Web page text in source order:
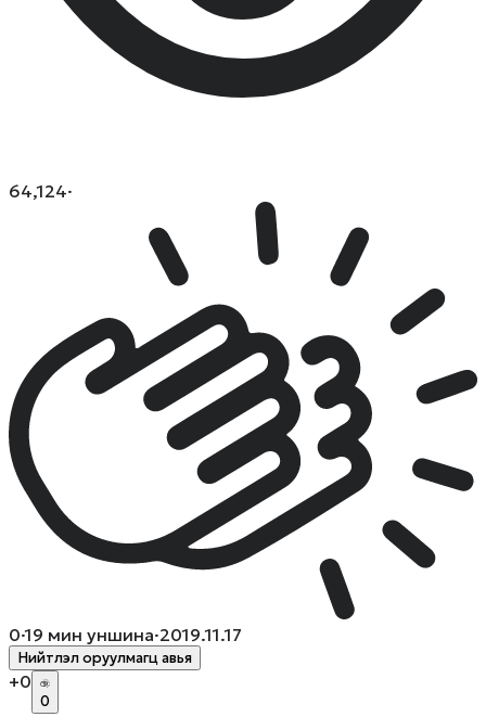
64,124·
0·19 мин уншина·2019.11.17
Нийтлэл оруулмагц авья
+0
0